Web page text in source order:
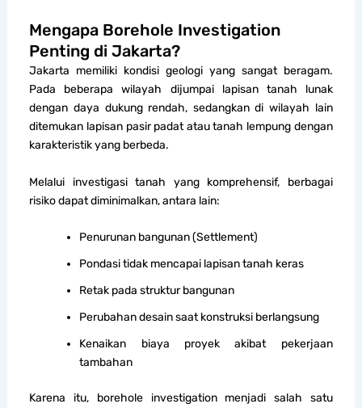
Mengapa Borehole Investigation
Penting di Jakarta?
Jakarta memiliki kondisi geologi yang sangat beragam.
Pada beberapa wilayah dijumpai lapisan tanah lunak
dengan daya dukung rendah, sedangkan di wilayah lain
ditemukan lapisan pasir padat atau tanah lempung dengan
karakteristik yang berbeda.
Melalui investigasi tanah yang komprehensif, berbagai
risiko dapat diminimalkan, antara lain:
Penurunan bangunan (Settlement)
Pondasi tidak mencapai lapisan tanah keras
Retak pada struktur bangunan
Perubahan desain saat konstruksi berlangsung
Kenaikan biaya proyek akibat pekerjaan
tambahan
Karena itu, borehole investigation menjadi salah satu